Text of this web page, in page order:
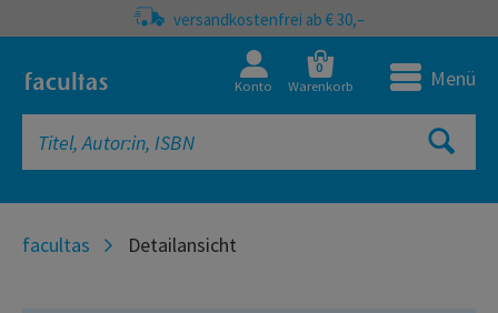
versandkostenfrei ab € 30,–
Konto
0
Warenkorb Menü
facultas Detailansicht